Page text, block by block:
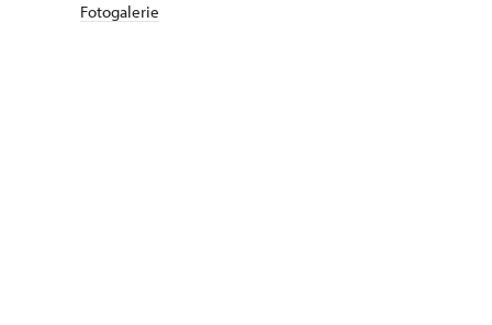
Fotogalerie